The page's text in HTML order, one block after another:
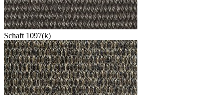
Schaft 1097(k)